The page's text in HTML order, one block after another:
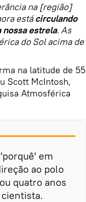
na [região]
estácirculando
estrela. As
do Sol acima de
na latitude de 55
Scott McIntosh,
Atmosférica
em
ao polo
quatro anos